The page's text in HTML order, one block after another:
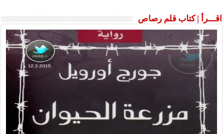
اقـــرأ | كتاب قلم رصاص